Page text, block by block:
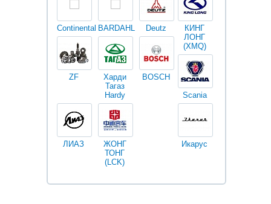
Continental BARDAHL Deutz
ZF
Харди
Тагаз
Hardy
BOSCH
ЛИАЗ
ЖОНГ
ТОНГ
(LCK)
КИНГ
ЛОНГ
(XMQ)
Scania
Икарус